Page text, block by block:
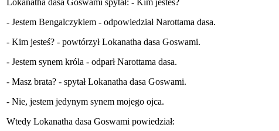
- Jestem Bengalczykiem - odpowiedział Narottama dasa.
- Kim jesteś? - powtórzył Lokanatha dasa Goswami.
- Jestem synem króla - odparł Narottama dasa.
- Masz brata? - spytał Lokanatha dasa Goswami.
- Nie, jestem jedynym synem mojego ojca.
Wtedy Lokanatha dasa Goswami powiedział: